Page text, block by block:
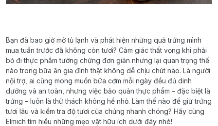
Bạn đã bao giờ mở tủ lạnh và phát hiện những quả trứng mình
mua tuần trước đã không còn tươi? Cảm giác thất vọng khi phải
bỏ đi thực phẩm tưởng chừng đơn giản nhưng lại quan trọng thế
nào trong bữa ăn gia đình thật không dễ chịu chút nào. Là người
nội trợ, ai cũng mong muốn bữa cơm mỗi ngày đều đủ dinh
dưỡng và an toàn, nhưng việc bảo quản thực phẩm – đặc biệt là
trứng – luôn là thử thách không hề nhỏ. Làm thế nào để giữ trứng
tươi lâu và kiểm tra độ tươi của chúng nhanh chóng? Hãy cùng
Elmich tìm hiểu những mẹo vặt hữu ích dưới đây nhé!